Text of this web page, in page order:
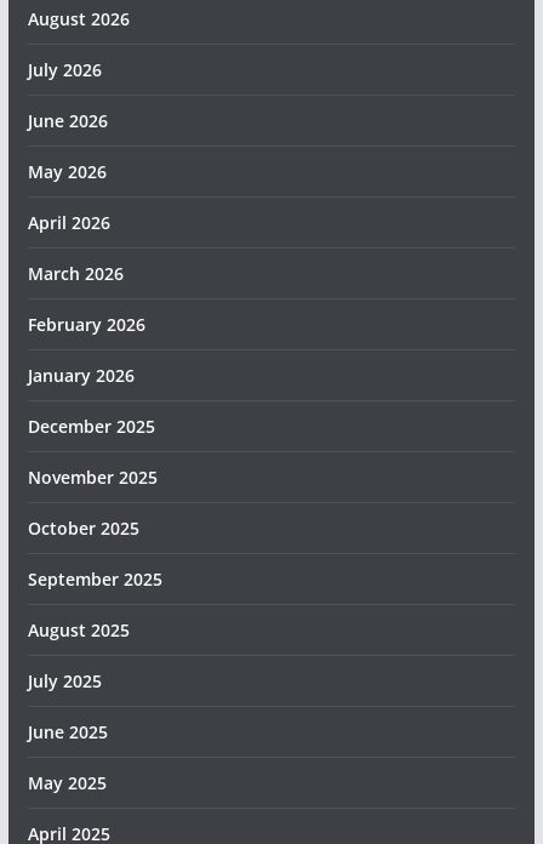
August 2026
July 2026
June 2026
May 2026
April 2026
March 2026
February 2026
January 2026
December 2025
November 2025
October 2025
September 2025
August 2025
July 2025
June 2025
May 2025
April 2025